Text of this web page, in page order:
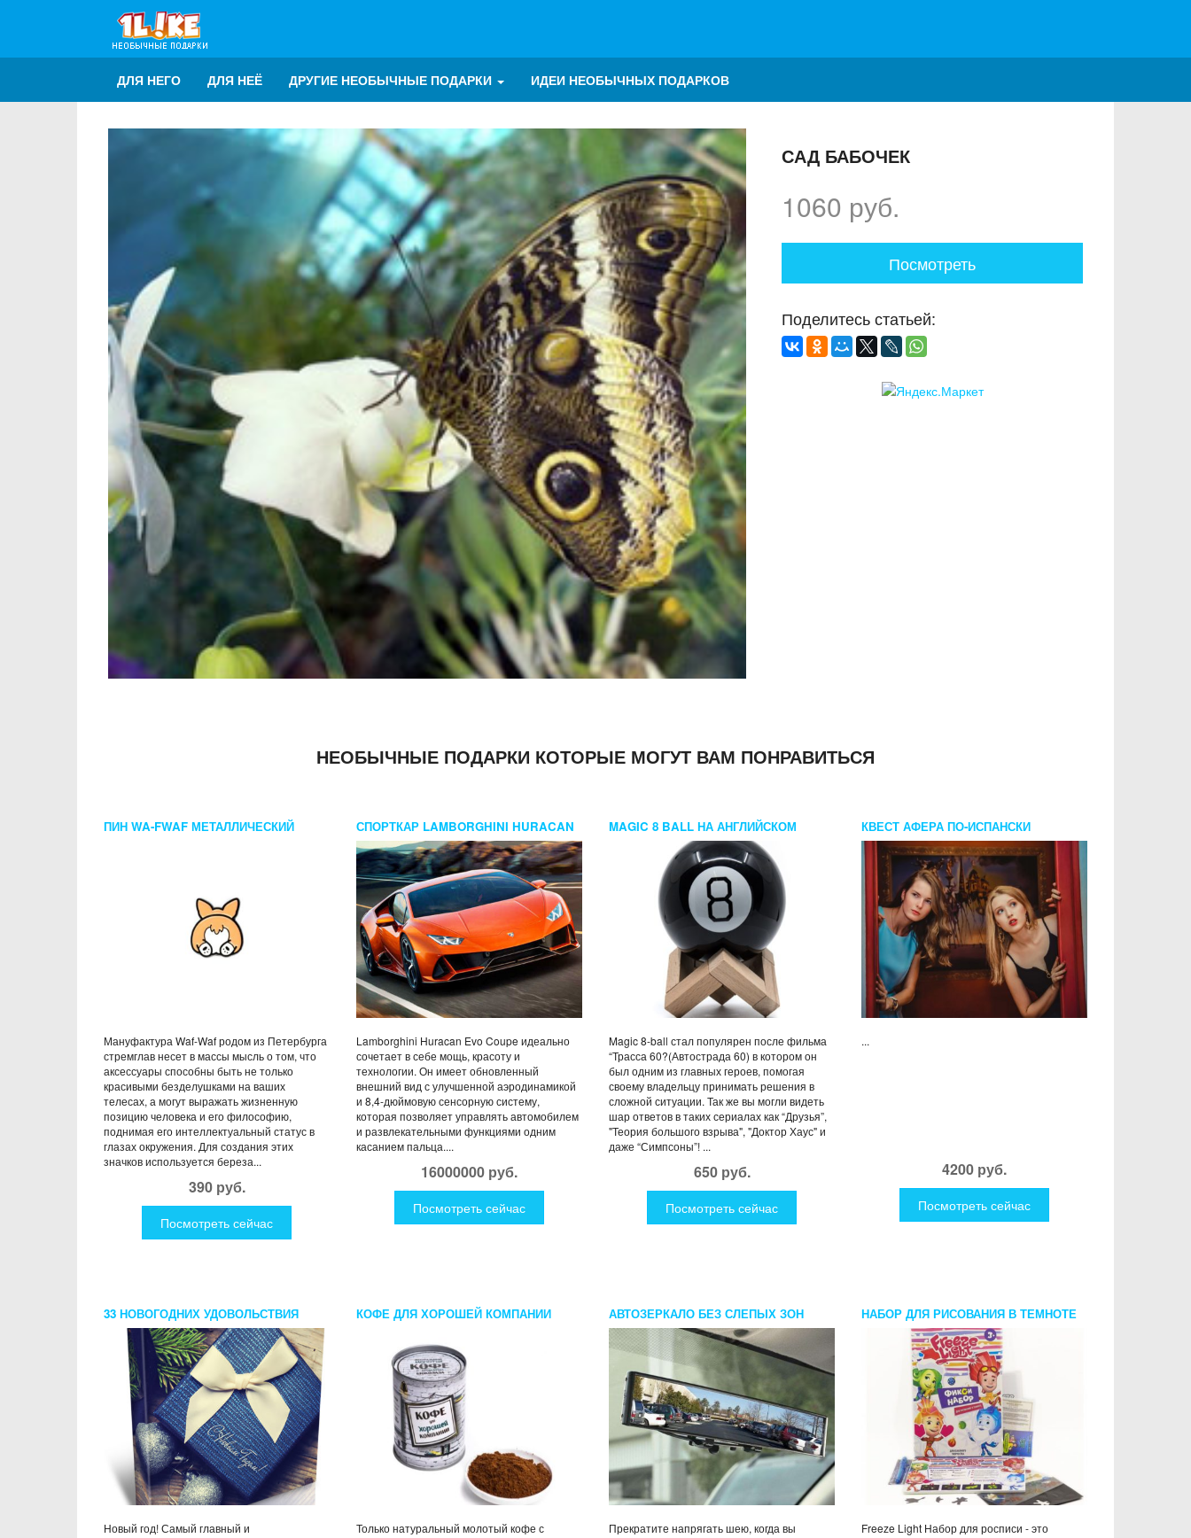
ДЛЯ НЕГО ДЛЯ НЕЁ ДРУГИЕ НЕОБЫЧНЫЕ ПОДАРКИ ИДЕИ НЕОБЫЧНЫХ ПОДАРКОВ
САД БАБОЧЕК
1060 руб.
Посмотреть
Поделитесь статьей:
НЕОБЫЧНЫЕ ПОДАРКИ КОТОРЫЕ МОГУТ ВАМ ПОНРАВИТЬСЯ
ПИН WA-FWAF МЕТАЛЛИЧЕСКИЙ
Мануфактура Waf-Waf родом из Петербурга
стремглав несет в массы мысль о том, что
аксессуары способны быть не только
красивыми безделушками на ваших
телесах, а могут выражать жизненную
позицию человека и его философию,
поднимая его интеллектуальный статус в
глазах окружения. Для создания этих
значков используется береза...
390 руб.
Посмотреть сейчас
СПОРТКАР LAMBORGHINI HURACAN
EVO COUPE
Lamborghini Huracan Evo Coupe идеально
сочетает в себе мощь, красоту и
технологии. Он имеет обновленный
внешний вид с улучшенной аэродинамикой
и 8,4-дюймовую сенсорную систему,
которая позволяет управлять автомобилем
и развлекательными функциями одним
касанием пальца....
16000000 руб.
Посмотреть сейчас
MAGIC 8 BALL НА АНГЛИЙСКОМ
Magic 8-ball стал популярен после фильма
“Трасса 60?(Автострада 60) в котором он
был одним из главных героев, помогая
своему владельцу принимать решения в
сложной ситуации. Так же вы могли видеть
шар ответов в таких сериалах как “Друзья”,
"Теория большого взрыва", "Доктор Хаус" и
даже “Симпсоны”! ...
650 руб.
Посмотреть сейчас
КВЕСТ АФЕРА ПО-ИСПАНСКИ
...
4200 руб.
Посмотреть сейчас
33 НОВОГОДНИХ УДОВОЛЬСТВИЯ
Новый год! Самый главный и
КОФЕ ДЛЯ ХОРОШЕЙ КОМПАНИИ
Только натуральный молотый кофе с
АВТОЗЕРКАЛО БЕЗ СЛЕПЫХ ЗОН
Прекратите напрягать шею, когда вы
НАБОР ДЛЯ РИСОВАНИЯ В ТЕМНОТЕ
FREEZE LIGHT ФИКСИКИ ЗИМА А4
Freeze Light Набор для росписи - это